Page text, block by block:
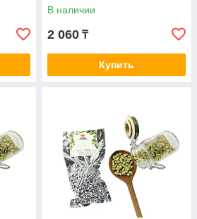
В наличии
2 060 ₸
Купить